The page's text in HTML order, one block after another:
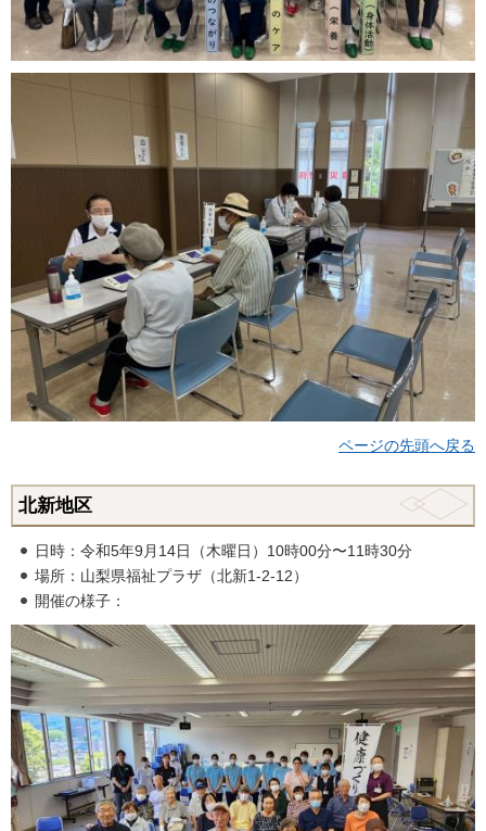
ページの先頭へ戻る
北新地区
日時：令和5年9月14日（木曜日）10時00分〜11時30分
場所：山梨県福祉プラザ（北新1-2-12）
開催の様子：